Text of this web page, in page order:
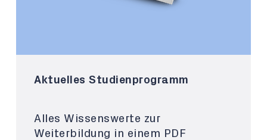
Aktuelles Studienprogramm
Alles Wissenswerte zur
Weiterbildung in einem PDF